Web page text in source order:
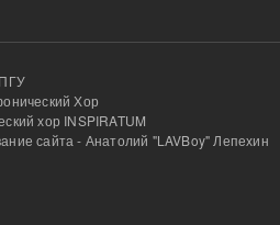
Хор
хор INSPIRATUM
сайта - Анатолий "LAVBoy" Лепехин